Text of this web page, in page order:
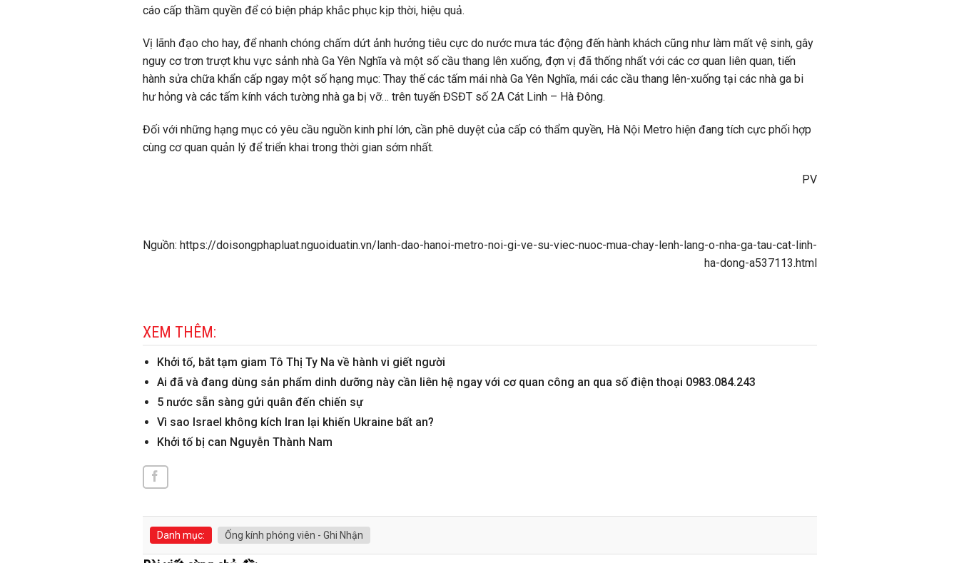
cáo cấp thầm quyền để có biện pháp khắc phục kịp thời, hiệu quả.
Vị lãnh đạo cho hay, để nhanh chóng chấm dứt ảnh hưởng tiêu cực do nước mưa tác động đến hành khách cũng như làm mất vệ sinh, gây
nguy cơ trơn trượt khu vực sảnh nhà Ga Yên Nghĩa và một số cầu thang lên xuống, đợn vị đã thống nhất với các cơ quan liên quan, tiến
hành sửa chữa khẩn cấp ngay một số hạng mục: Thay thế các tấm mái nhà Ga Yên Nghĩa, mái các cầu thang lên-xuống tại các nhà ga bi
hư hỏng và các tấm kính vách tường nhà ga bị vỡ… trên tuyến ĐSĐT số 2A Cát Linh – Hà Đông.
Đối với những hạng mục có yêu cầu nguồn kinh phí lớn, cần phê duyệt của cấp có thẩm quyền, Hà Nội Metro hiện đang tích cực phối hợp
cùng cơ quan quản lý để triển khai trong thời gian sớm nhất.
PV
Nguồn: https://doisongphapluat.nguoiduatin.vn/lanh-dao-hanoi-metro-noi-gi-ve-su-viec-nuoc-mua-chay-lenh-lang-o-nha-ga-tau-cat-linh-
ha-dong-a537113.html
XEM THÊM:
Khởi tố, bắt tạm giam Tô Thị Ty Na về hành vi giết người
Ai đã và đang dùng sản phẩm dinh dưỡng này cần liên hệ ngay với cơ quan công an qua số điện thoại 0983.084.243
5 nước sẵn sàng gửi quân đến chiến sự
Vì sao Israel không kích Iran lại khiến Ukraine bất an?
Khởi tố bị can Nguyễn Thành Nam
Danh mục: Ống kính phóng viên - Ghi Nhận